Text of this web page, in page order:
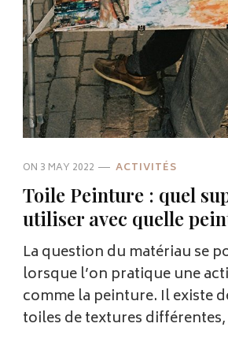
ON 3 MAY 2022 ACTIVITÉS
Toile Peinture : quel
utiliser avec quelle
La question du matériau se
lorsque l’on pratique une
comme la peinture. Il existe
toiles de textures